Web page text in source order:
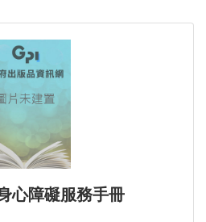
心障礙服務手冊